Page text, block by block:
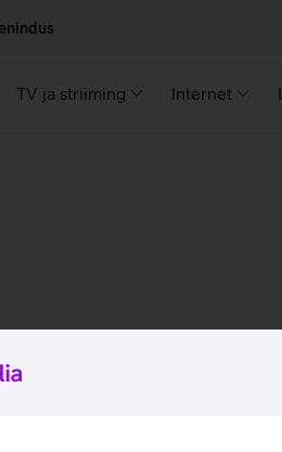
TV ja striiming Internet